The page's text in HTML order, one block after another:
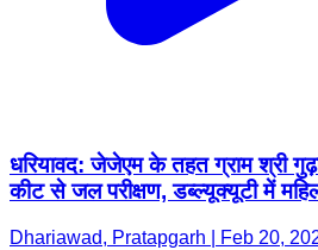
धरियावद: जेजेएम के तहत ग्राम श्री
कीट से जल परीक्षण, डब्ल्यूक्यूटी में
Dhariawad, Pratapgarh | Feb 20,